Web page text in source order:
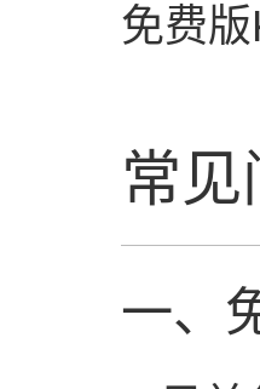
免费
常
一、